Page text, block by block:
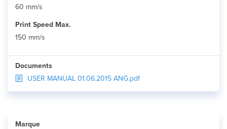
60 mm/s
Print Speed Max.
150 mm/s
Documents
USER MANUAL 01.06.2015 ANG.pdf
Marque